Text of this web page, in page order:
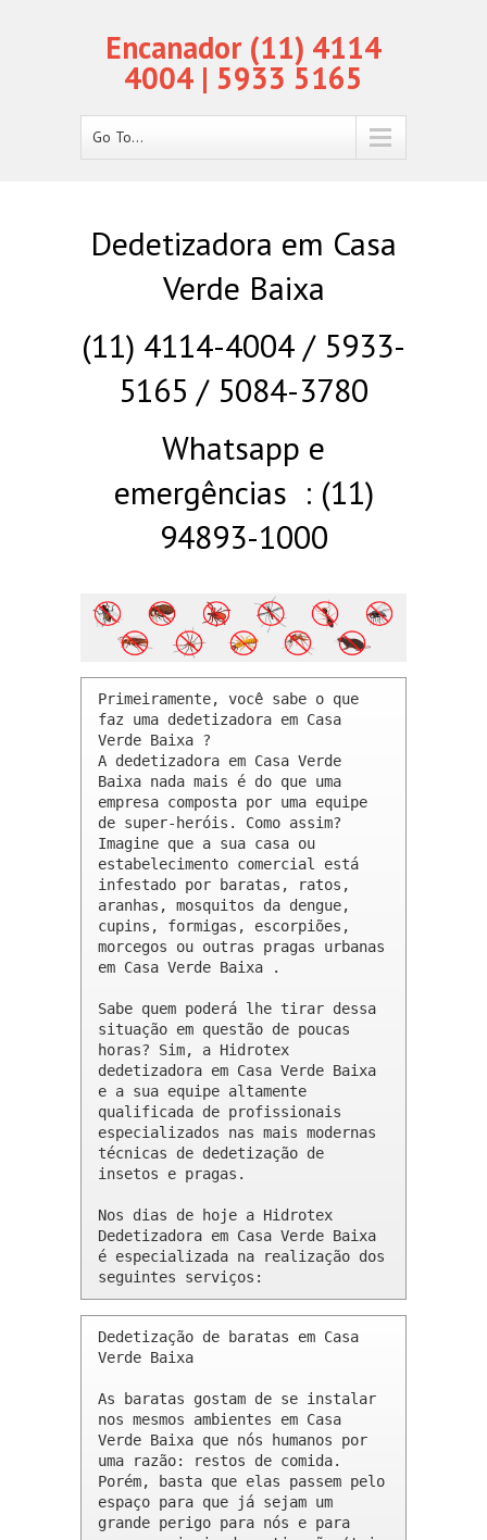
Encanador (11) 4114
4004 | 5933 5165
Go To...
Dedetizadora em Casa
Verde Baixa
(11) 4114-4004 / 5933-
5165 / 5084-3780
Whatsapp e
emergências : (11)
94893-1000
Primeiramente, você sabe o que
faz uma dedetizadora em Casa
Verde Baixa ?
A dedetizadora em Casa Verde
Baixa nada mais é do que uma
empresa composta por uma equipe
de super-heróis. Como assim?
Imagine que a sua casa ou
estabelecimento comercial está
infestado por baratas, ratos,
aranhas, mosquitos da dengue,
cupins, formigas, escorpiões,
morcegos ou outras pragas urbanas
em Casa Verde Baixa .
Sabe quem poderá lhe tirar dessa
situação em questão de poucas
horas? Sim, a Hidrotex
dedetizadora em Casa Verde Baixa
e a sua equipe altamente
qualificada de profissionais
especializados nas mais modernas
técnicas de dedetização de
insetos e pragas.
Nos dias de hoje a Hidrotex
Dedetizadora em Casa Verde Baixa
é especializada na realização dos
seguintes serviços:
Dedetização de baratas em Casa
Verde Baixa
As baratas gostam de se instalar
nos mesmos ambientes em Casa
Verde Baixa que nós humanos por
uma razão: restos de comida.
Porém, basta que elas passem pelo
espaço para que já sejam um
grande perigo para nós e para